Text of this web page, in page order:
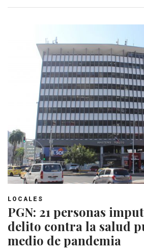
LOCALES
PGN: 21 personas
delito contra la salud
medio de pandemia